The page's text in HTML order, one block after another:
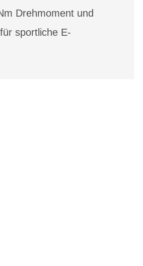
Drehmoment und
sportliche E-